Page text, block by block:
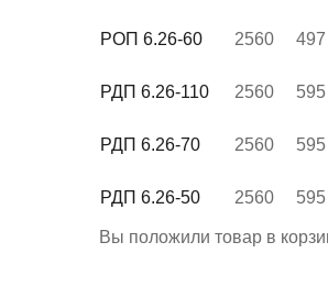
РОП 6.26-60 2560 497
РДП 6.26-110 2560 595
РДП 6.26-70 2560 595
РДП 6.26-50 2560 595
Вы положили товар в